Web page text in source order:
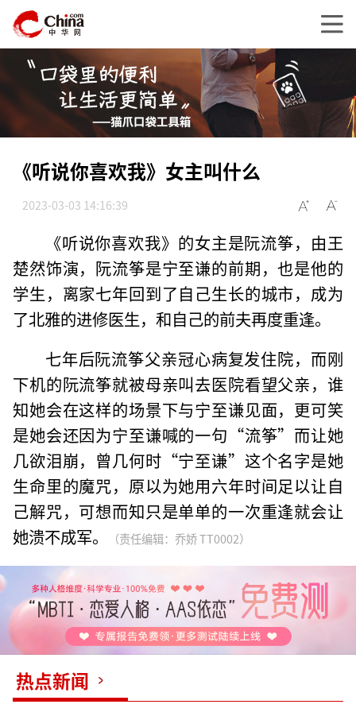
《听说你喜欢我》女主叫什么
2023-03-03 14:16:39
《听说你喜欢我》的女主是阮流筝，由王
楚然饰演，阮流筝是宁至谦的前期，也是他的
学生，离家七年回到了自己生长的城市，成为
了北雅的进修医生，和自己的前夫再度重逢。
七年后阮流筝父亲冠心病复发住院，而刚
下机的阮流筝就被母亲叫去医院看望父亲，谁
知她会在这样的场景下与宁至谦见面，更可笑
是她会还因为宁至谦喊的一句“流筝”而让她
几欲泪崩，曾几何时“宁至谦”这个名字是她
生命里的魔咒，原以为她用六年时间足以让自
己解咒，可想而知只是单单的一次重逢就会让
她溃不成军。
（责任编辑：乔娇 TT0002）
热点新闻